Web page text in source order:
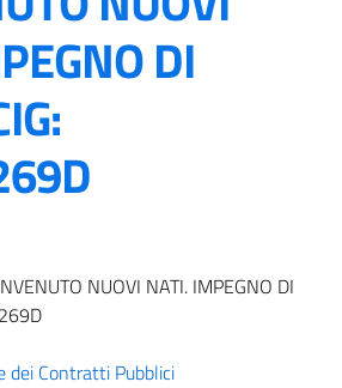
DI
NUOVI NATI. IMPEGNO DI
dei Contratti Pubblici